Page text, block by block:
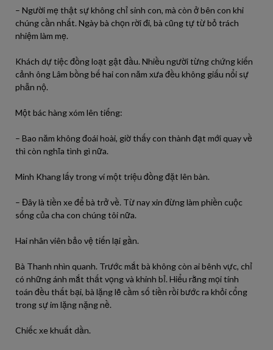
– Người mẹ thật sự không chỉ sinh con, mà còn ở bên con khi
chúng cần nhất. Ngày bà chọn rời đi, bà cũng tự từ bỏ trách
nhiệm làm mẹ.
Khách dự tiệc đồng loạt gật đầu. Nhiều người từng chứng kiến
cảnh ông Lâm bồng bế hai con năm xưa đều không giấu nổi sự
phẫn nộ.
Một bác hàng xóm lên tiếng:
– Bao năm không đoái hoài, giờ thấy con thành đạt mới quay về
thì còn nghĩa tình gì nữa.
Minh Khang lấy trong ví một triệu đồng đặt lên bàn.
– Đây là tiền xe để bà trở về. Từ nay xin đừng làm phiền cuộc
sống của cha con chúng tôi nữa.
Hai nhân viên bảo vệ tiến lại gần.
Bà Thanh nhìn quanh. Trước mắt bà không còn ai bênh vực, chỉ
có những ánh mắt thất vọng và khinh bỉ. Hiểu rằng mọi tính
toán đều thất bại, bà lặng lẽ cầm số tiền rồi bước ra khỏi cổng
trong sự im lặng nặng nề.
Chiếc xe khuất dần.